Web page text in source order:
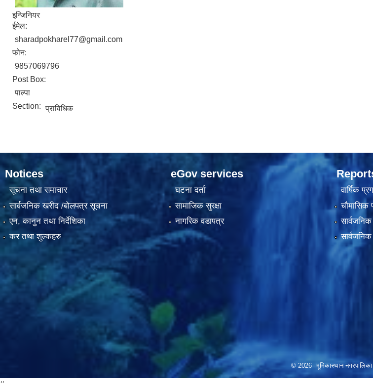
इन्जिनियर
ईमेल:
sharadpokharel77@gmail.com
फोन:
9857069796
Post Box:
पाल्पा
Section: प्राविधिक
Notices
सूचना तथा समाचार
सार्वजनिक खरीद /बोलपत्र सूचना
एन, कानुन तथा निर्देशिका
कर तथा शुल्कहरु
eGov services
घटना दर्ता
सामाजिक सुरक्षा
नागरिक वडापत्र
वार्षिक
चौमासिक
सार्वजनिक
© 2026 भूमिकास्थान नगरपालिका